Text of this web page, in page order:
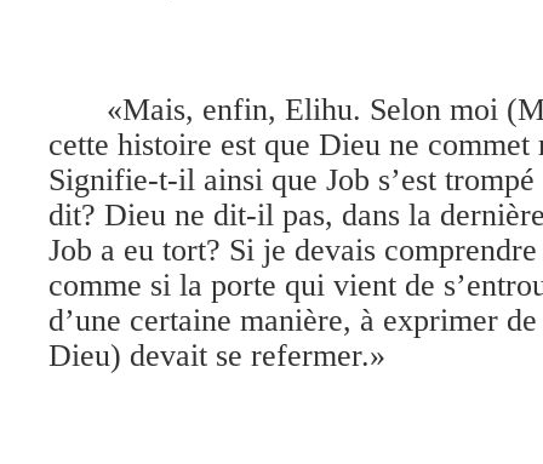
«Mais, enfin, Elihu. Selon moi
cette histoire est que Dieu ne commet
Signifie-t-il ainsi que Job s’est
dit? Dieu ne dit-il pas, dans la
Job a eu tort? Si je devais
comme si la porte qui vient de
d’une certaine manière, à exprimer
Dieu) devait se refermer.»